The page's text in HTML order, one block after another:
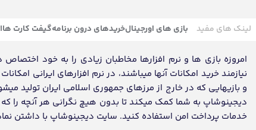
لینک های مفید بازی های اورجینالخریدهای درون برنامهگیفت کارت ها
امروزه بازی ها و نرم افزارها مخاطبان زیادی را به خود اختصاص
نیازمند خرید امکانات آنها میباشند، در نرم افزارهای ایرانی
و بازیهایی که در خارج از مرزهای جمهوری اسلامی ایران تولید
دیجینوشاپ به شما کمک میکند تا بدون هیچ نگرانی هر آنچه را که
خدمات پرداخت امن استفاده کنید. سایت دیجینوشاپ با داشتن نماد اعتماد، مفتخر به